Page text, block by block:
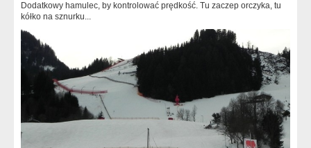
Dodatkowy hamulec, by kontrolować prędkość. Tu zaczep orczyka, tu
kółko na sznurku...